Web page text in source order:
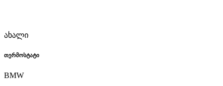
ახალი
თერმოსტატი
BMW